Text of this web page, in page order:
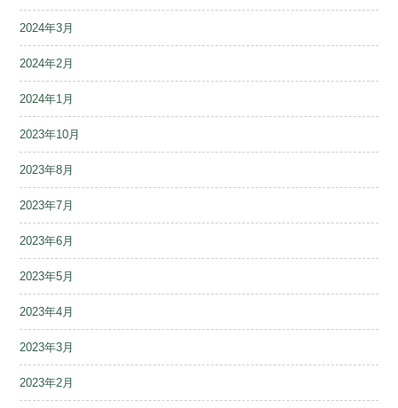
2024年3月
2024年2月
2024年1月
2023年10月
2023年8月
2023年7月
2023年6月
2023年5月
2023年4月
2023年3月
2023年2月